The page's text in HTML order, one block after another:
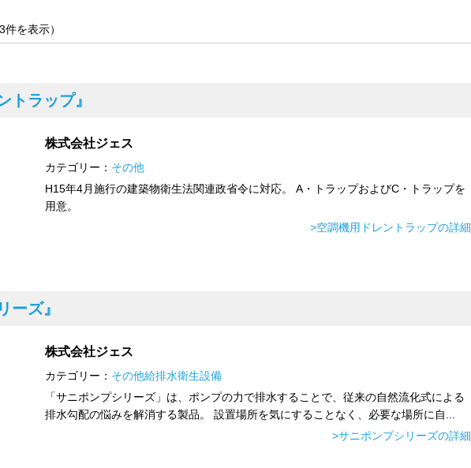
を表示）
トラップ』
株式会社ジェス
カテゴリー： その他
H15年4月施行の建築物衛生法関連政省令に対応。 A・トラップおよびC・トラップを
用意。
>空調機用ドレントラップの詳細
ーズ』
株式会社ジェス
カテゴリー： その他給排水衛生設備
「サニポンプシリーズ」は、ポンプの力で排水することで、従来の自然流化式による
排水勾配の悩みを解消する製品。 設置場所を気にすることなく、必要な場所に自...
>サニポンプシリーズの詳細